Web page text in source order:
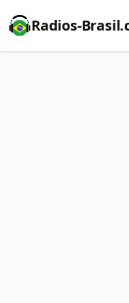
Radios-